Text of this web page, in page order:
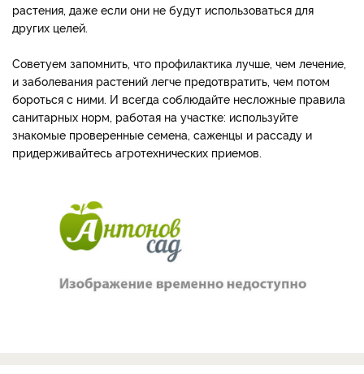
растения, даже если они не будут использоваться для
других целей.
Советуем запомнить, что профилактика лучше, чем лечение,
и заболевания растений легче предотвратить, чем потом
бороться с ними. И всегда соблюдайте несложные правила
санитарных норм, работая на участке: используйте
знакомые проверенные семена, саженцы и рассаду и
придерживайтесь агротехнических приемов.